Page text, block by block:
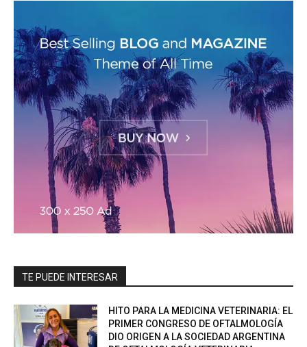
TE PUEDE INTERESAR
HITO PARA LA MEDICINA VETERINARIA: EL
PRIMER CONGRESO DE OFTALMOLOGÍA
DIO ORIGEN A LA SOCIEDAD ARGENTINA